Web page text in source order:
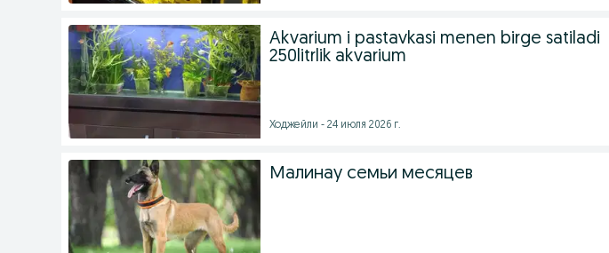
Akvarium i pastavkasi menen birge satiladi
250litrlik akvarium
Ходжейли - 24 июля 2026 г.
Малинау семьи месяцев